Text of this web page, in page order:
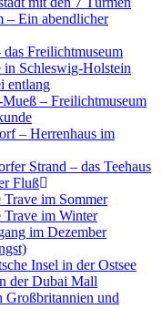
– Ein abendlicher
Freilichtmuseum
in Schleswig-Holstein
entlang
– Freilichtmuseum
– Herrenhaus im
Strand – das Teehaus
Fluß
Trave im Sommer
Trave im Winter
im Dezember
Insel in der Ostsee
der Dubai Mall
Großbritannien und